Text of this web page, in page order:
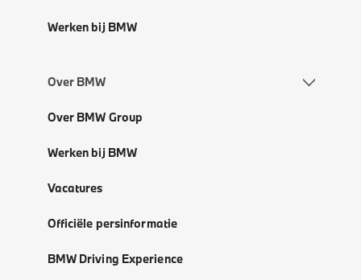
Werken bij BMW
Over BMW
Over BMW Group
Werken bij BMW
Vacatures
Officiële persinformatie
BMW Driving Experience